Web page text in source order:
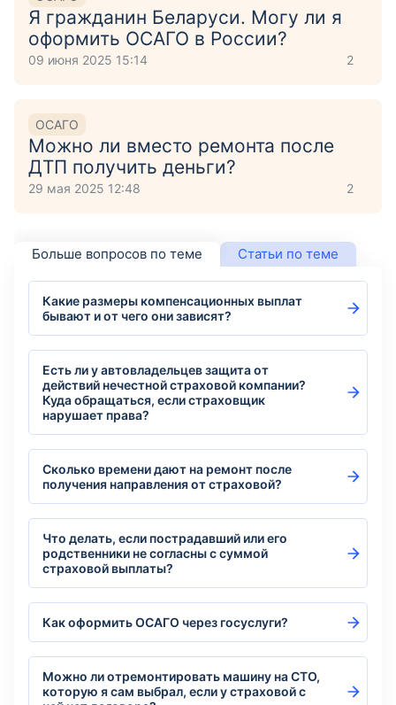
Я гражданин Беларуси. Могу ли я
оформить ОСАГО в России?
09 июня 2025 15:14 2
ОСАГО
Можно ли вместо ремонта после
ДТП получить деньги?
29 мая 2025 12:48 2
Больше вопросов по теме Статьи по теме
Какие размеры компенсационных выплат
бывают и от чего они зависят?
Есть ли у автовладельцев защита от
действий нечестной страховой компании?
Куда обращаться, если страховщик
нарушает права?
Сколько времени дают на ремонт после
получения направления от страховой?
Что делать, если пострадавший или его
родственники не согласны с суммой
страховой выплаты?
Как оформить ОСАГО через госуслуги?
Можно ли отремонтировать машину на СТО,
которую я сам выбрал, если у страховой с